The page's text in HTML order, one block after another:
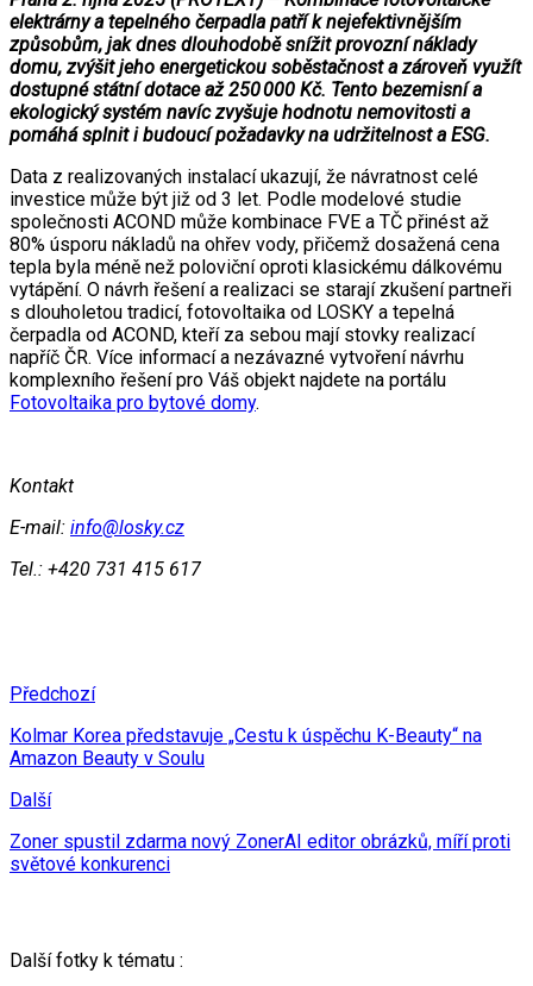
elektrárny a tepelného čerpadla patří k nejefektivnějším
způsobům, jak dnes dlouhodobě snížit provozní náklady
domu, zvýšit jeho energetickou soběstačnost a zároveň využít
dostupné státní dotace až 250 000 Kč. Tento bezemisní a
ekologický systém navíc zvyšuje hodnotu nemovitosti a
pomáhá splnit i budoucí požadavky na udržitelnost a ESG.
Data z realizovaných instalací ukazují, že návratnost celé
investice může být již od 3 let. Podle modelové studie
společnosti ACOND může kombinace FVE a TČ přinést až
80% úsporu nákladů na ohřev vody, přičemž dosažená cena
tepla byla méně než poloviční oproti klasickému dálkovému
vytápění. O návrh řešení a realizaci se starají zkušení partneři
s dlouholetou tradicí, fotovoltaika od LOSKY a tepelná
čerpadla od ACOND, kteří za sebou mají stovky realizací
napříč ČR. Více informací a nezávazné vytvoření návrhu
komplexního řešení pro Váš objekt najdete na portálu
Fotovoltaika pro bytové domy.
Kontakt
E-mail: info@losky.cz
Tel.: +420 731 415 617
Předchozí
Kolmar Korea představuje „Cestu k úspěchu K-Beauty“ na
Amazon Beauty v Soulu
Další
Zoner spustil zdarma nový ZonerAI editor obrázků, míří proti
světové konkurenci
Další fotky k tématu :